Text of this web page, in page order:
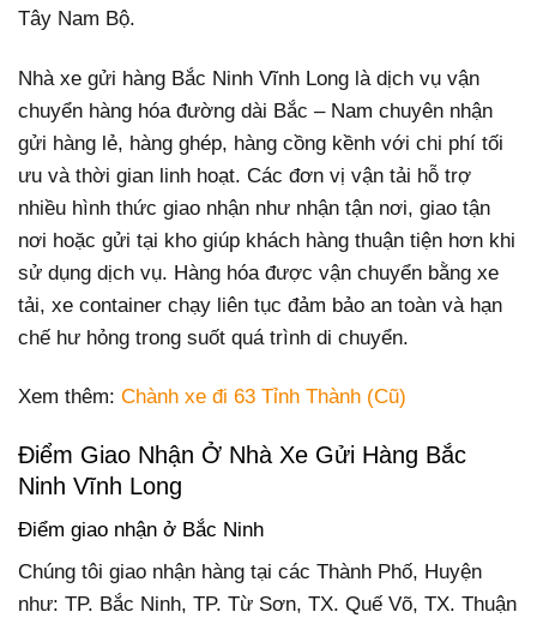
Tây Nam Bộ.
Nhà xe gửi hàng Bắc Ninh Vĩnh Long là dịch vụ vận
chuyển hàng hóa đường dài Bắc – Nam chuyên nhận
gửi hàng lẻ, hàng ghép, hàng cồng kềnh với chi phí tối
ưu và thời gian linh hoạt. Các đơn vị vận tải hỗ trợ
nhiều hình thức giao nhận như nhận tận nơi, giao tận
nơi hoặc gửi tại kho giúp khách hàng thuận tiện hơn khi
sử dụng dịch vụ. Hàng hóa được vận chuyển bằng xe
tải, xe container chạy liên tục đảm bảo an toàn và hạn
chế hư hỏng trong suốt quá trình di chuyển.
Xem thêm: Chành xe đi 63 Tỉnh Thành (Cũ)
Điểm Giao Nhận Ở Nhà Xe Gửi Hàng Bắc
Ninh Vĩnh Long
Điểm giao nhận ở Bắc Ninh
Chúng tôi giao nhận hàng tại các Thành Phố, Huyện
như: TP. Bắc Ninh, TP. Từ Sơn, TX. Quế Võ, TX. Thuận